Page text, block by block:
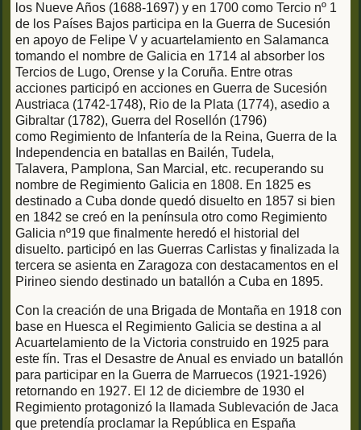
los Nueve Años (1688-1697) y en 1700 como Tercio nº 1
de los Países Bajos participa en la Guerra de Sucesión
en apoyo de Felipe V y acuartelamiento en Salamanca
tomando el nombre de Galicia en 1714 al absorber los
Tercios de Lugo, Orense y la Coruña. Entre otras
acciones participó en acciones en Guerra de Sucesión
Austriaca (1742-1748), Rio de la Plata (1774), asedio a
Gibraltar (1782), Guerra del Rosellón (1796)
como Regimiento de Infantería de la Reina, Guerra de la
Independencia en batallas en Bailén, Tudela,
Talavera, Pamplona, San Marcial, etc. recuperando su
nombre de Regimiento Galicia en 1808. En 1825 es
destinado a Cuba donde quedó disuelto en 1857 si bien
en 1842 se creó en la península otro como Regimiento
Galicia nº19 que finalmente heredó el historial del
disuelto. participó en las Guerras Carlistas y finalizada la
tercera se asienta en Zaragoza con destacamentos en el
Pirineo siendo destinado un batallón a Cuba en 1895.
Con la creación de una Brigada de Montaña en 1918 con
base en Huesca el Regimiento Galicia se destina a al
Acuartelamiento de la Victoria construido en 1925 para
este fín. Tras el Desastre de Anual es enviado un batallón
para participar en la Guerra de Marruecos (1921-1926)
retornando en 1927. El 12 de diciembre de 1930 el
Regimiento protagonizó la llamada Sublevación de Jaca
que pretendía proclamar la República en España